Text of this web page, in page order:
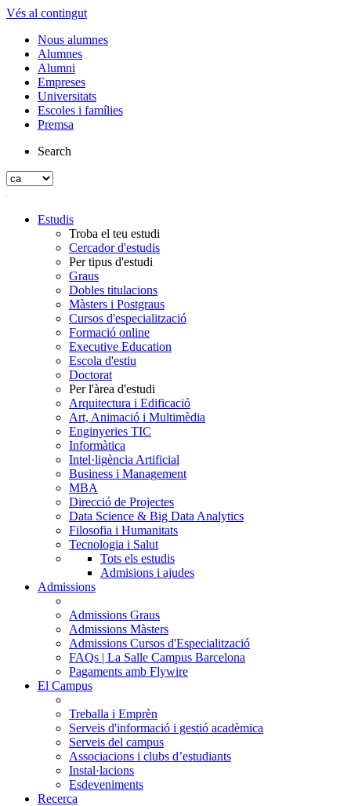
Vés al contingut
Nous alumnes
Alumnes
Alumni
Empreses
Universitats
Escoles i famílies
Premsa
Search
Estudis
Troba el teu estudi
Cercador d'estudis
Per tipus d'estudi
Graus
Dobles titulacions
Màsters i Postgraus
Cursos d'especialització
Formació online
Executive Education
Escola d'estiu
Doctorat
Per l'àrea d'estudi
Arquitectura i Edificació
Art, Animació i Multimèdia
Enginyeries TIC
Informàtica
Intel·ligència Artificial
Business i Management
MBA
Direcció de Projectes
Data Science & Big Data Analytics
Filosofia i Humanitats
Tecnologia i Salut
Tots els estudis
Admisions i ajudes
Admissions
Admissions Graus
Admissions Màsters
Admissions Cursos d'Especialització
FAQs | La Salle Campus Barcelona
Pagaments amb Flywire
El Campus
Treballa i Emprèn
Serveis d'informació i gestió acadèmica
Serveis del campus
Associacions i clubs d’estudiants
Instal·lacions
Esdeveniments
Recerca